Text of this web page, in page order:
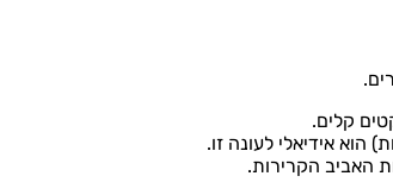
קלים.
הוא אידיאלי לעונה זו.
האביב הקרירות.